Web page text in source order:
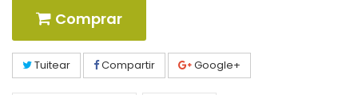
Comprar
Tuitear Compartir Google+